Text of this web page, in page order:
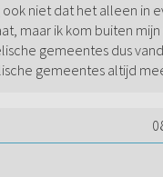
ook niet dat het alleen in
maar ik kom buiten mijn
gemeentes dus
gemeentes altijd